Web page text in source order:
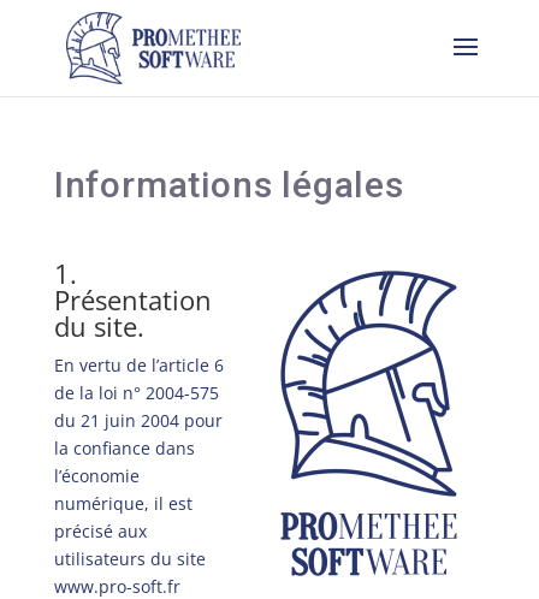
Informations légales
1.
Présentation
du site.
En vertu de l’article 6
de la loi n° 2004-575
du 21 juin 2004 pour
la confiance dans
l’économie
numérique, il est
précisé aux
utilisateurs du site
www.pro-soft.fr